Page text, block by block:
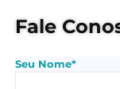
Fale
Seu Nome*